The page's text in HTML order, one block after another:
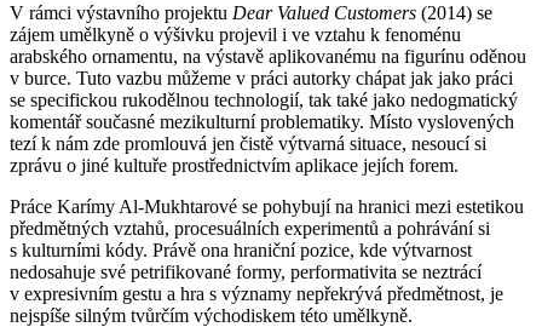
V rámci výstavního projektu Dear Valued Customers (2014) se
zájem umělkyně o výšivku projevil i ve vztahu k fenoménu
arabského ornamentu, na výstavě aplikovanému na figurínu oděnou
v burce. Tuto vazbu můžeme v práci autorky chápat jak jako práci
se specifickou rukodělnou technologií, tak také jako nedogmatický
komentář současné mezikulturní problematiky. Místo vyslovených
tezí k nám zde promlouvá jen čistě výtvarná situace, nesoucí si
zprávu o jiné kultuře prostřednictvím aplikace jejích forem.
Práce Karímy Al-Mukhtarové se pohybují na hranici mezi estetikou
předmětných vztahů, procesuálních experimentů a pohrávání si
s kulturními kódy. Právě ona hraniční pozice, kde výtvarnost
nedosahuje své petrifikované formy, performativita se neztrácí
v expresivním gestu a hra s významy nepřekrývá předmětnost, je
nejspíše silným tvůrčím východiskem této umělkyně.